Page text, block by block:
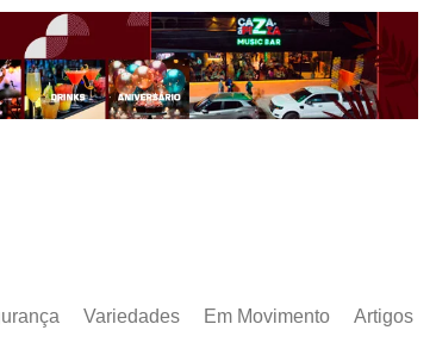
Variedades Em Movimento Artigos